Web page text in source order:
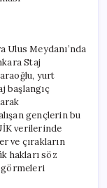
Ulus Meydanı’nda
Staj
yurt
başlangıç
gençlerin bu
verilerinde
ve çırakların
hakları söz
görmeleri